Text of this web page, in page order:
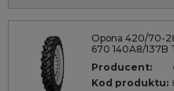
Opona 420/70-
670 140A8/137B
Producent:
Kod produktu: